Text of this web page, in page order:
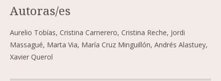
Autoras/es
Aurelio Tobías, Cristina Carnerero, Cristina Reche, Jordi
Massagué, Marta Via, María Cruz Minguillón, Andrés Alastuey,
Xavier Querol